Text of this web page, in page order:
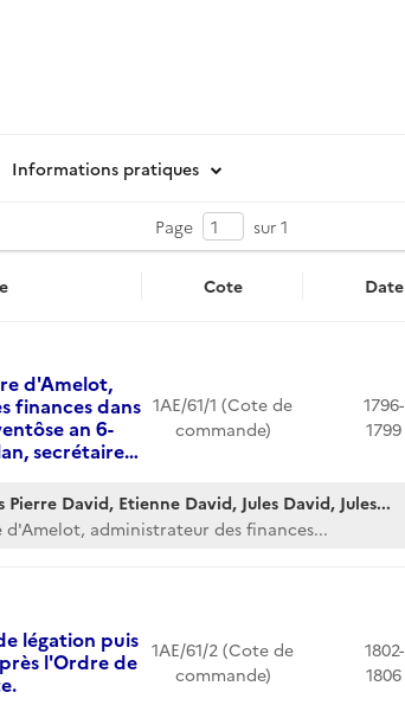
Informations pratiques
Page sur 1
Cote Date
d'Amelot,
finances dans
an 6-
secrétaire…
1AE/61/1 (Cote de
commande)
1796-
1799
David, Etienne David, Jules David, Jules...
d'Amelot, administrateur des finances...
légation puis
l'Ordre de
1AE/61/2 (Cote de
commande)
1802-
1806